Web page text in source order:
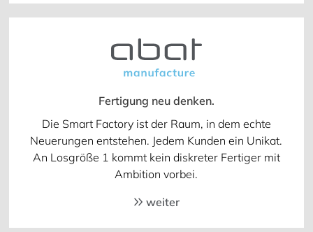
Fertigung neu denken.
Die Smart Factory ist der Raum, in dem echte
Neuerungen entstehen. Jedem Kunden ein Unikat.
An Losgröße 1 kommt kein diskreter Fertiger mit
Ambition vorbei.
weiter